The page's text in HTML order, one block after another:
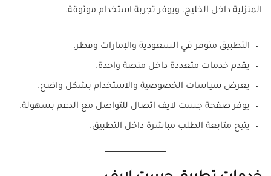
المنزلية داخل الخليج، ويوفر تجربة استخدام موثوقة.
التطبيق متوفر في السعودية والإمارات وقطر.
يقدم خدمات متعددة داخل منصة واحدة.
يعرض سياسات الخصوصية والاستخدام بشكل واضح.
يوفر صفحة جست لايف اتصال للتواصل مع الدعم بسهولة.
يتيح متابعة الطلب مباشرة داخل التطبيق.